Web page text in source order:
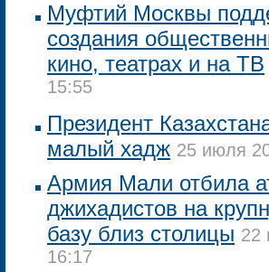
Муфтий Москвы
создания
кино, театрах и на ТВ
15:55
Президент
малый хадж 25 июля
Армия Мали отбила
джихадистов на
базу близ столицы 22
16:17